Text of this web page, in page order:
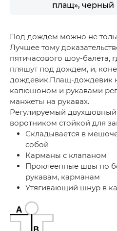
плащ», черный
Под дождем можно не
Лучшее тому
пятичасового шоу-балета,
пляшут под дождем, и,
дождевик.Плащ-дождевик
капюшоном и рукавами
манжеты на рукавах.
Регулируемый
воротником стойкой для
Складывается в
собой
Карманы с клапаном
Проклеенные швы по
рукавам, карманам
Утягивающий шнур в